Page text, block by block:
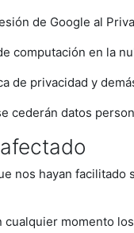
de Google al
computación en la
de privacidad y
cederán datos
nos hayan
cualquier momento